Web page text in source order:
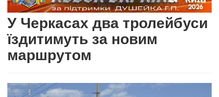
У Черкасах два тролейбуси
їздитимуть за новим
маршрутом